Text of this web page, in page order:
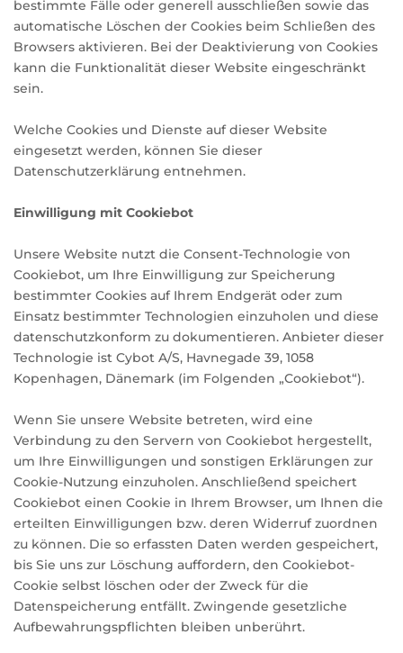
bestimmte Fälle oder generell ausschließen sowie das
automatische Löschen der Cookies beim Schließen des
Browsers aktivieren. Bei der Deaktivierung von Cookies
kann die Funktionalität dieser Website eingeschränkt
sein.
Welche Cookies und Dienste auf dieser Website
eingesetzt werden, können Sie dieser
Datenschutzerklärung entnehmen.
Einwilligung mit Cookiebot
Unsere Website nutzt die Consent-Technologie von
Cookiebot, um Ihre Einwilligung zur Speicherung
bestimmter Cookies auf Ihrem Endgerät oder zum
Einsatz bestimmter Technologien einzuholen und diese
datenschutzkonform zu dokumentieren. Anbieter dieser
Technologie ist Cybot A/S, Havnegade 39, 1058
Kopenhagen, Dänemark (im Folgenden „Cookiebot“).
Wenn Sie unsere Website betreten, wird eine
Verbindung zu den Servern von Cookiebot hergestellt,
um Ihre Einwilligungen und sonstigen Erklärungen zur
Cookie-Nutzung einzuholen. Anschließend speichert
Cookiebot einen Cookie in Ihrem Browser, um Ihnen die
erteilten Einwilligungen bzw. deren Widerruf zuordnen
zu können. Die so erfassten Daten werden gespeichert,
bis Sie uns zur Löschung auffordern, den Cookiebot-
Cookie selbst löschen oder der Zweck für die
Datenspeicherung entfällt. Zwingende gesetzliche
Aufbewahrungspflichten bleiben unberührt.